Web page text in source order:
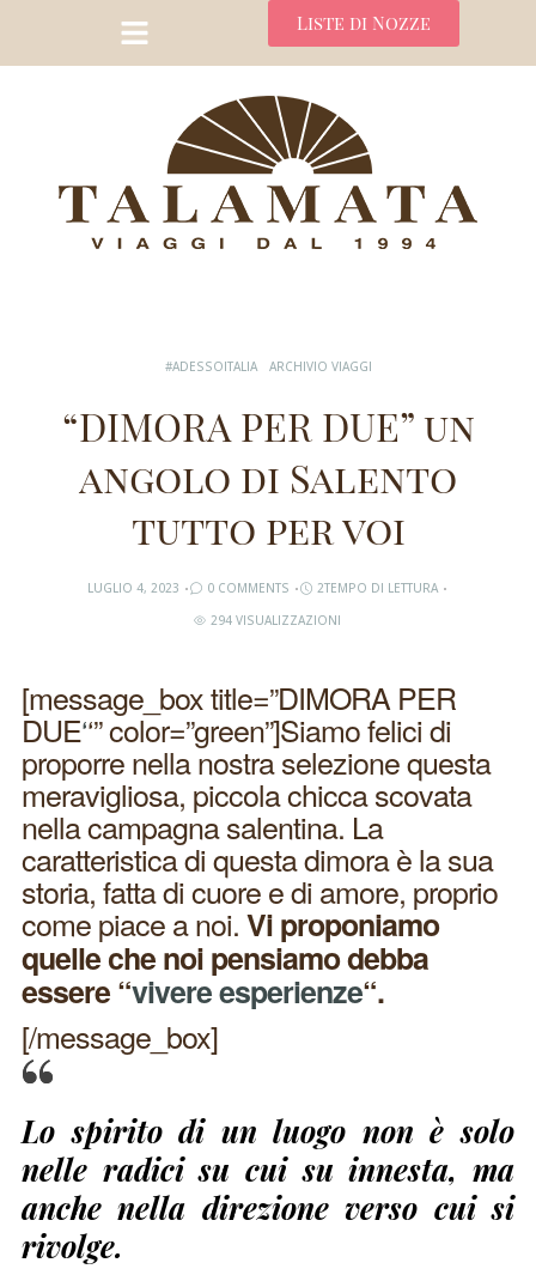
Liste di Nozze
#ADESSOITALIA ARCHIVIO VIAGGI
“DIMORA PER DUE” un
angolo di Salento
tutto per voi
LUGLIO 4, 2023 0 COMMENTS
2TEMPO DI LETTURA
294 VISUALIZZAZIONI
[message_box title=”DIMORA PER
DUE‘‘” color=”green”]Siamo felici di
proporre nella nostra selezione questa
meravigliosa, piccola chicca scovata
nella campagna salentina. La
caratteristica di questa dimora è la sua
storia, fatta di cuore e di amore, proprio
come piace a noi.Vi proponiamo
quelle che noi pensiamo debba
essere “vivere esperienze“.
[/message_box]
Lo spirito di un luogo non è solo
nelle radici su cui su innesta, ma
anche nella direzione verso cui si
rivolge.